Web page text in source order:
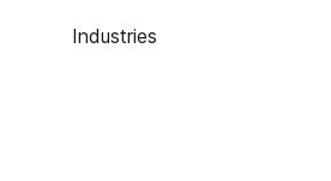
Industries